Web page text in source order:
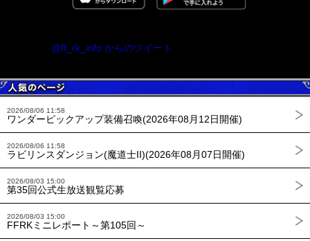
@ff_rk_info からのツイート
2026/08/06 11:58
ワンダーピックアップ装備召喚(2026年08月12日開催)
2026/08/06 11:58
ラビリンスダンジョン(魔道士II)(2026年08月07日開催)
2026/08/03 15:00
第35回公式生放送観覧応募
2026/08/03 15:00
FFRKミニレポート～第105回～